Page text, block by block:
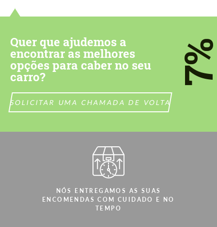
Quer que ajudemos a
encontrar as melhores
opções para caber no seu
carro?
SOLICITAR UMA CHAMADA DE VOLTA
NÓS ENTREGAMOS AS SUAS
ENCOMENDAS COM CUIDADO E NO
TEMPO
contact you within 1 business day with our
CONTACTE-ME
Falamos a sua língua
CONTACTE-ME
Falamos a sua língua